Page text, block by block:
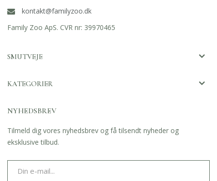
kontakt@familyzoo.dk
Family Zoo ApS. CVR nr: 39970465
SMUTVEJE
KATEGORIER
NYHEDSBREV
Tilmeld dig vores nyhedsbrev og få tilsendt nyheder og
eksklusive tilbud.